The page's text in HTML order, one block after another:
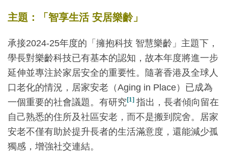
主題：「智享生活 安居樂齡」
承接2024-25年度的「擁抱科技 智慧樂齡」主題下，
學長對樂齡科技已有基本的認知，故本年度將進一步
延伸並專注於家居安全的重要性。隨著香港及全球人
口老化的情況，居家安老（Aging in Place）已成為
一個重要的社會議題。有研究[1] 指出，長者傾向留在
自己熟悉的住所及社區安老，而不是搬到院舍。居家
安老不僅有助於提升長者的生活滿意度，還能減少孤
獨感，增強社交連結。